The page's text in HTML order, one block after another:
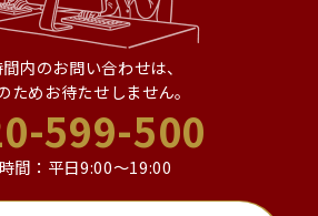
内のお問い合わせは、
ためお待たせしません。
599-500
間：平日9:00～19:00